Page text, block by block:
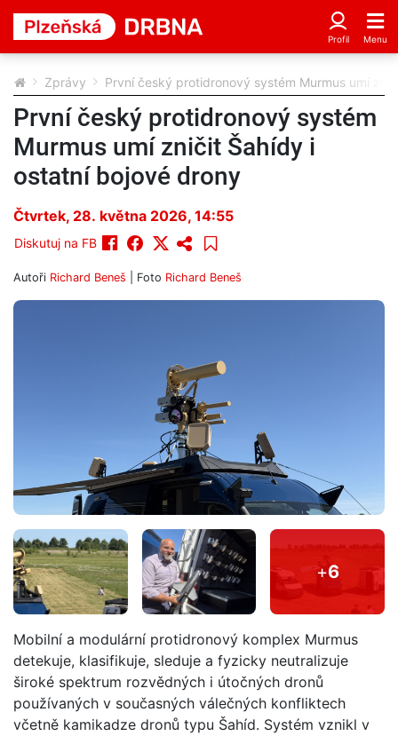
Zprávy První český protidronový systém Murmus umí
První český protidronový systém
Murmus umí zničit Šahídy i
ostatní bojové drony
Čtvrtek, 28. května 2026, 14:55
Diskutuj na FB
Autoři Richard Beneš | Foto Richard Beneš
+6
Mobilní a modulární protidronový komplex Murmus
detekuje, klasifikuje, sleduje a fyzicky neutralizuje
široké spektrum rozvědných i útočných dronů
používaných v současných válečných konfliktech
včetně kamikadze dronů typu Šahíd. Systém vznikl v